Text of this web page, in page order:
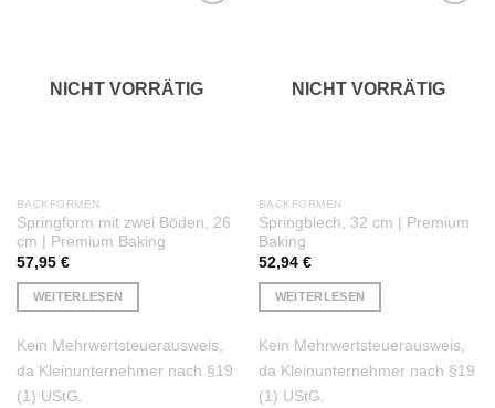
NICHT VORRÄTIG
BACKFORMEN
Springform mit zwei Böden, 26
cm | Premium Baking
57,95 €
WEITERLESEN
Kein Mehrwertsteuerausweis,
da Kleinunternehmer nach §19
(1) UStG.
NICHT VORRÄTIG
BACKFORMEN
Springblech, 32 cm | Premium
Baking
52,94 €
WEITERLESEN
Kein Mehrwertsteuerausweis,
da Kleinunternehmer nach §19
(1) UStG.